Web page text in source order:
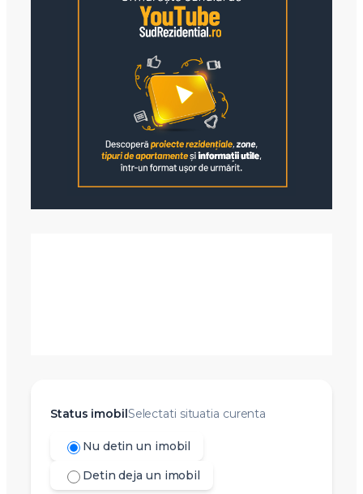
Status imobilSelectati situatia curenta
Nu detin un imobil
Detin deja un imobil